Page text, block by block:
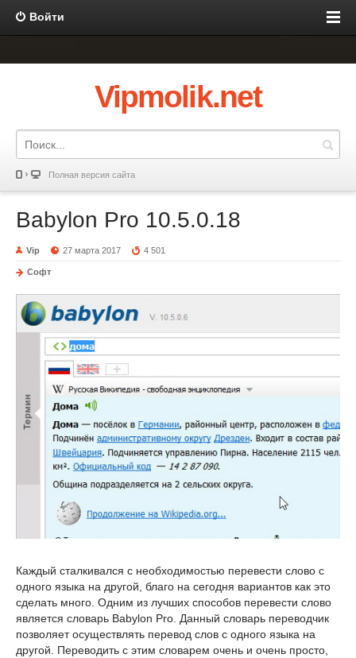
Войти
Vipmolik.net
Полная версия сайта
Babylon Pro 10.5.0.18
Vip 27 марта 2017 4 501
Софт
Каждый сталкивался с необходимостью перевести слово с
одного языка на другой, благо на сегодня вариантов как это
сделать много. Одним из лучших способов перевести слово
является словарь Babylon Pro. Данный словарь переводчик
позволяет осуществлять перевод слов с одного языка на
другой. Переводить с этим словарем очень и очень просто,